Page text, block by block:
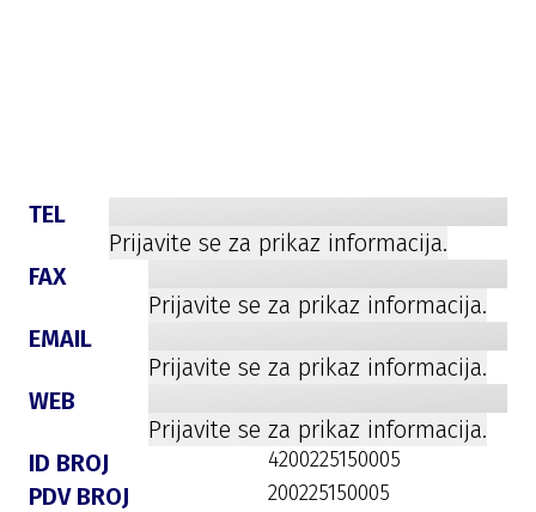
TEL
Prijavite se za prikaz informacija.
FAX
Prijavite se za prikaz informacija.
EMAIL
Prijavite se za prikaz informacija.
WEB
Prijavite se za prikaz informacija.
ID BROJ
4200225150005
PDV BROJ 200225150005